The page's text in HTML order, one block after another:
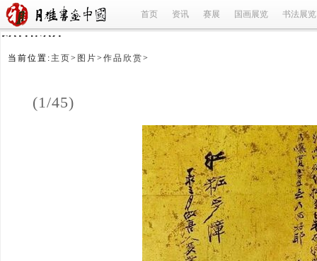
首页 资讯 赛展 国画展览 书法展览
refused
当前位置: 主页> 图片> 作品欣赏>
(1/45)